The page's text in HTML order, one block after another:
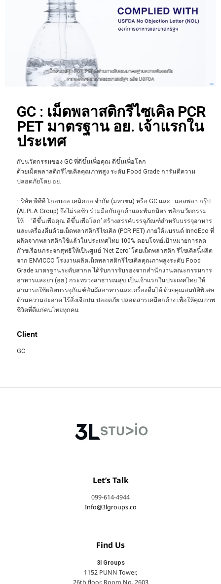
GC : เม็ดพลาสติกรีไซเคิล PCR
PET มาตรฐาน อย. เจ้าแรกใน
ประเทศ
กับนวัตกรรมของ GC ที่ดีขึ้นเพื่อคุณ ดีขึ้นเพื่อโลก
ด้วยเม็ดพลาสติกรีไซเคิลคุณภาพสูง ระดับ Food Grade การันตีความ
ปลอดภัยโดย อย.
บริษัท พีทีที โกลบอล เคมิคอล จำกัด (มหาชน) หรือ GC และ แอลพลา กรุ๊ป
(ALPLA Group) จึงไม่รอช้า ร่วมมือกับลูกค้าและพันธมิตร พลิกนวัตกรรม
ให้ ‘ดีขึ้นเพื่อคุณ ดีขึ้นเพื่อโลก’ สร้างสรรค์บรรจุภัณฑ์สำหรับบรรจุอาหาร
และเครื่องดื่มด้วยเม็ดพลาสติกรีไซเคิล (PCR PET) ภายใต้แบรนด์ InnoEco ที่
ผลิตจากพลาสติกใช้แล้วในประเทศไทย 100% ตอบโจทย์เป้าหมายการลด
ก๊าซเรือนกระจกสุทธิให้เป็นศูนย์ ‘Net Zero’ โดยเม็ดพลาสติก รีไซเคิลนี้ผลิต
จาก ENVICCO โรงงานผลิตเม็ดพลาสติกรีไซเคิลคุณภาพสูงระดับ Food
Grade มาตรฐานระดับสากล ได้รับการรับรองจากสำนักงานคณะกรรมการ
อาหารและยา (อย.) กระทรวงสาธารณสุข เป็นเจ้าแรกในประเทศไทย ให้
สามารถใช้ผลิตบรรจุภัณฑ์สัมผัสอาหารและเครื่องดื่มได้ ด้วยคุณสมบัติพิเศษ
ด้านความสะอาด ไร้สิ่งเจือปน ปลอดภัย ปลอดสารเคมีตกค้าง เพื่อให้คุณภาพ
ชีวิตที่ดีแก่คนไทยทุกคน
Client
GC
Let’s Talk
099-614-4944
Info@3lgroups.co
Find Us
3l Groups
1152 PUNN Tower,